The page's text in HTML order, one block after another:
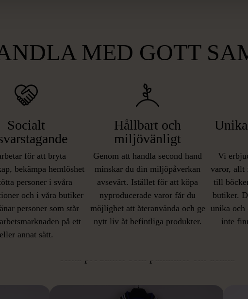
MED GOTT
Socialt
för att bryta
bekämpa hemlöshet
personer i svåra
och i våra butiker
personer som står
på ett
eller annat sätt.
Hållbart och
miljövänligt
Genom att handla second hand
minskar du din miljöpåverkan
avsevärt. Istället för att köpa
nyproducerade varor får du
möjlighet att återanvända och ge
nytt liv åt befintliga produkter.
Vi
varor, allt
till
butiker.
unika
inte
LIKNANDE
Hitta produkter som påminner om denna